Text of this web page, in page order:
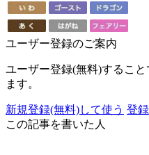
ユーザー登録のご案内
ユーザー登録(無料)するこ
ます。
新規登録(無料)して使う 登
この記事を書いた人